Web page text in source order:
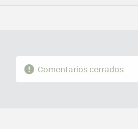
FACEBOOK
TWITTERFLIPBOARD
E-
WHATSAPP
Comentarios cerrados